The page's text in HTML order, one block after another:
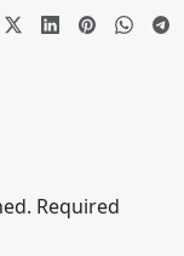
Required